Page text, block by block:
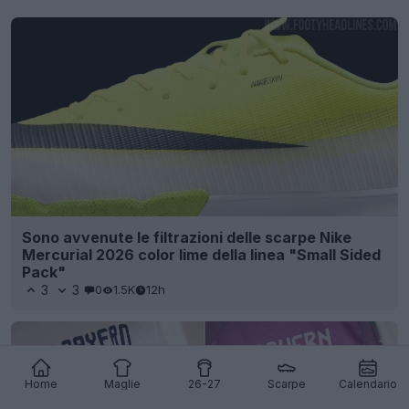
Home Maglie 26-27 Scarpe Calendario
Sono avvenute le filtrazioni delle scarpe Nike
Mercurial 2026 color lime della linea "Small Sided
Pack"
3 3 0 1.5K 12h